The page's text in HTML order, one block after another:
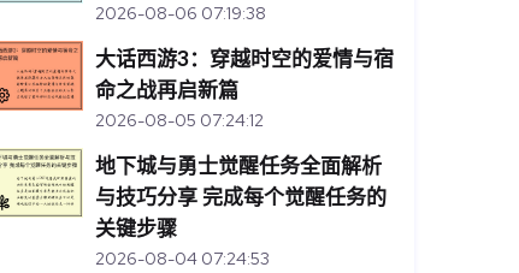
2026-08-06 07:19:38
大话西游3：穿越时空的爱情与宿
命之战再启新篇
2026-08-05 07:24:12
地下城与勇士觉醒任务全面解析
与技巧分享 完成每个觉醒任务的
关键步骤
2026-08-04 07:24:53